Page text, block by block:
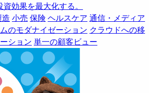
効果を最大化する。
小売 保険 ヘルスケア 通信・メディア
のモダナイゼーション クラウドへの移
ション 単一の顧客ビュー